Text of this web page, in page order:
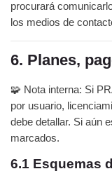
procurará
los medios de
6. Planes,
🧩 Nota interna: Si
por usuario,
debe detallar. Si aún
marcados.
6.1 Esquemas